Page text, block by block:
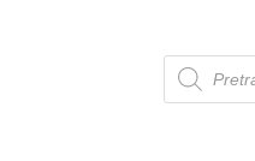
Products
search